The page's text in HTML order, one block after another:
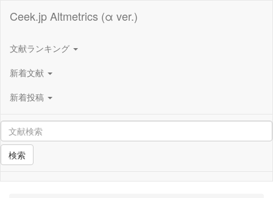
Ceek.jp Altmetrics (α ver.)
文献ランキング
新着文献
新着投稿
検索